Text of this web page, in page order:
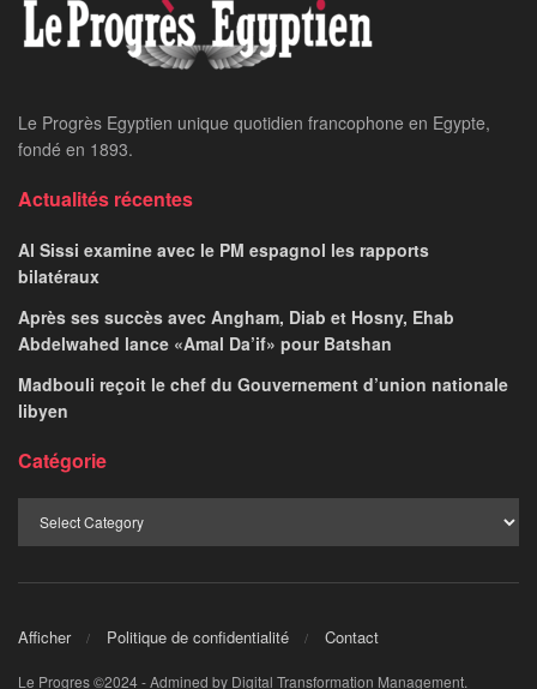
Le Progrès Egyptien unique quotidien francophone en Egypte,
fondé en 1893.
Actualités récentes
Al Sissi examine avec le PM espagnol les rapports
bilatéraux
Après ses succès avec Angham, Diab et Hosny, Ehab
Abdelwahed lance «Amal Da’if» pour Batshan
Madbouli reçoit le chef du Gouvernement d’union nationale
libyen
Catégorie
Afficher Politique de confidentialité Contact
Le Progres ©2024 - Admined by Digital Transformation Management.